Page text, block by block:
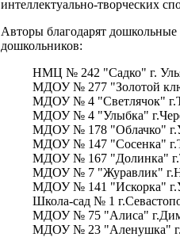
интеллектуально-творческих
Авторы благодарят дошкольные
дошкольников:
НМЦ № 242 "Садко" г.
МДОУ № 277 "Золотой
МДОУ № 4 "Светлячок"
МДОУ № 4 "Улыбка"
МДОУ № 178 "Облачко"
МДОУ № 147 "Сосенка"
МДОУ № 167 "Долинка"
МДОУ № 7 "Журавлик"
МДОУ № 141 "Искорка"
Школа-сад № 1
МДОУ № 75 "Алиса"
МДОУ № 23 "Аленушка"